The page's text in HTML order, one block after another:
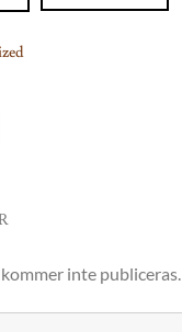
inte publiceras.